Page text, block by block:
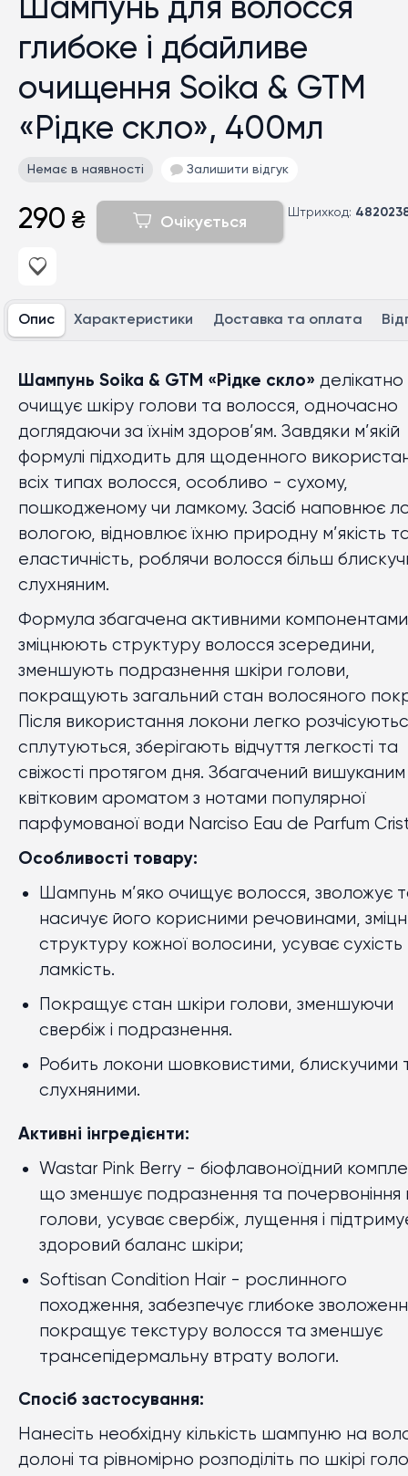
Шампунь для волосся
глибоке і дбайливе
очищення Soika & GTM
«Рідке скло», 400мл
Немає в наявності Залишити відгук
Штрихкод:
290 ₴ Очікується
Опис Характеристики Доставка та оплата
Шампунь Soika & GTM «Рідке скло» делікатно
очищує шкіру голови та волосся, одночасно
доглядаючи за їхнім здоров’ям. Завдяки м’якій
формулі підходить для щоденного
всіх типах волосся, особливо - сухому,
пошкодженому чи ламкому. Засіб наповнює
вологою, відновлює їхню природну м’якість
еластичність, роблячи волосся більш
слухняним.
Формула збагачена активними компонентами,
зміцнюють структуру волосся зсередини,
зменшують подразнення шкіри голови,
покращують загальний стан волосяного
Після використання локони легко
сплутуються, зберігають відчуття легкості та
свіжості протягом дня. Збагачений вишуканим
квітковим ароматом з нотами популярної
парфумованої води Narciso Eau de Parfum
Особливості товару:
Шампунь м’яко очищує волосся, зволожує
насичує його корисними речовинами,
структуру кожної волосини, усуває сухість
ламкість.
Покращує стан шкіри голови, зменшуючи
свербіж і подразнення.
Робить локони шовковистими, блискучими
слухняними.
Активні інгредієнти:
Wastar Pink Berry - біофлавоноїдний
що зменшує подразнення та почервоніння
голови, усуває свербіж, лущення і
здоровий баланс шкіри;
Softisan Condition Hair - рослинного
походження, забезпечує глибоке
покращує текстуру волосся та зменшує
трансепідермальну втрату вологи.
Спосіб застосування:
Нанесіть необхідну кількість шампуню на
долоні та рівномірно розподіліть по шкірі